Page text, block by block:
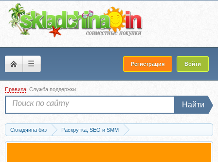
☰ Регистрация Войти
Правила Служба поддержки
Найти
Складчина биз
Раскрутка, SEO и SMM
Контекстная реклама (поисковики - Direct, AdSense и др.)
Скачать Яндекс.Директ от 3 до 5